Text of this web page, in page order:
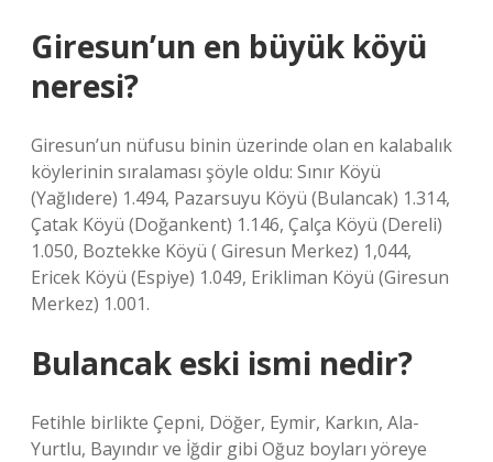
Giresun’un en büyük köyü
neresi?
Giresun’un nüfusu binin üzerinde olan en kalabalık
köylerinin sıralaması şöyle oldu: Sınır Köyü
(Yağlıdere) 1.494, Pazarsuyu Köyü (Bulancak) 1.314,
Çatak Köyü (Doğankent) 1.146, Çalça Köyü (Dereli)
1.050, Boztekke Köyü ( Giresun Merkez) 1,044,
Ericek Köyü (Espiye) 1.049, Erikliman Köyü (Giresun
Merkez) 1.001.
Bulancak eski ismi nedir?
Fetihle birlikte Çepni, Döğer, Eymir, Karkın, Ala-
Yurtlu, Bayındır ve İğdir gibi Oğuz boyları yöreye